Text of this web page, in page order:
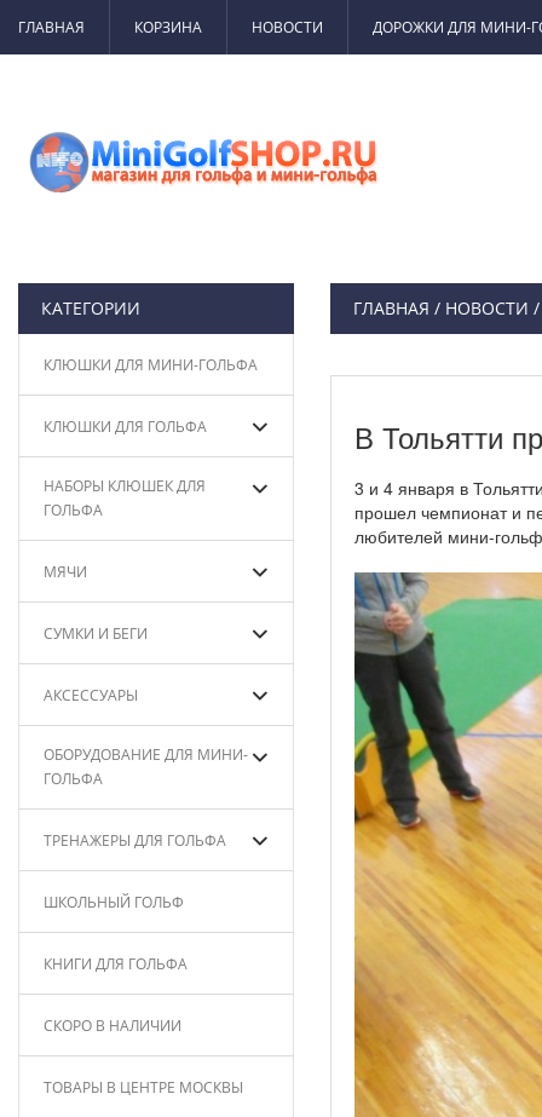
ГЛАВНАЯ КОРЗИНА НОВОСТИ ДОРОЖКИ ДЛЯ МИНИ-
КАТЕГОРИИ
КЛЮШКИ ДЛЯ МИНИ-ГОЛЬФА
КЛЮШКИ ДЛЯ ГОЛЬФА
НАБОРЫ КЛЮШЕК ДЛЯ
ГОЛЬФА
МЯЧИ
СУМКИ И БЕГИ
АКСЕССУАРЫ
ОБОРУДОВАНИЕ ДЛЯ МИНИ-
ГОЛЬФА
ТРЕНАЖЕРЫ ДЛЯ ГОЛЬФА
ШКОЛЬНЫЙ ГОЛЬФ
КНИГИ ДЛЯ ГОЛЬФА
СКОРО В НАЛИЧИИ
ТОВАРЫ В ЦЕНТРЕ МОСКВЫ
ГЛАВНАЯ / НОВОСТИ
В Тольятти
3 и 4 января в
прошел чемпионат и
любителей мини-